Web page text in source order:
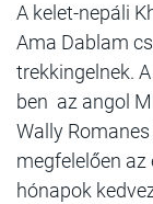
A kelet-nepáli
Ama Dablam
trekkingelnek.
ben az angol
Wally
megfelelően
hónapok